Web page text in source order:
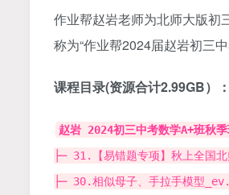
作业帮赵岩老师为北师大版初
称为“作业帮2024届赵岩初三
课程目录(资源合计2.99GB）：
赵岩 2024初三中考数学A+班秋
├─ 31.【易错题专项】秋上全国
├─ 30.相似母子、手拉手模型